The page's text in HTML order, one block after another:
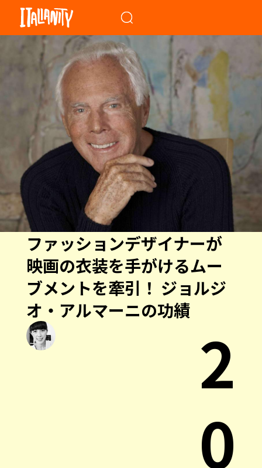
ファッションデザイナーが
映画の衣装を手がけるムー
ブメントを牽引！ ジョルジ
オ・アルマーニの功績
2
0